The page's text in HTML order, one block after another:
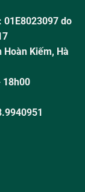
01E8023097 do
Hoàn Kiếm, Hà
18h00